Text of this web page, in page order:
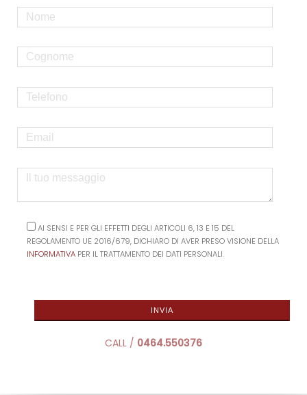
AI SENSI E PER GLI EFFETTI DEGLI ARTICOLI 6, 13 E 15 DEL
REGOLAMENTO UE 2016/679, DICHIARO DI AVER PRESO VISIONE DELLA
INFORMATIVA PER IL TRATTAMENTO DEI DATI PERSONALI.
CALL / 0464.550376